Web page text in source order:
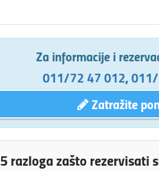
Za informacije i
011/72 47 012,
Zatražite
5 razloga zašto rezervisati